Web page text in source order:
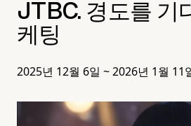
JTBC. 경도를 기
케팅
2025년 12월 6일 ~ 2026년 1월 11